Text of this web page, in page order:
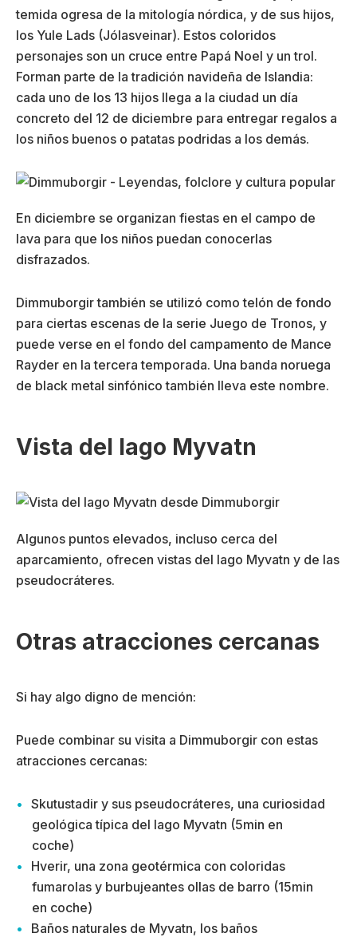
temida ogresa de la mitología nórdica, y de sus hijos,
los Yule Lads (Jólasveinar). Estos coloridos
personajes son un cruce entre Papá Noel y un trol.
Forman parte de la tradición navideña de Islandia:
cada uno de los 13 hijos llega a la ciudad un día
concreto del 12 de diciembre para entregar regalos a
los niños buenos o patatas podridas a los demás.
En diciembre se organizan fiestas en el campo de
lava para que los niños puedan conocerlas
disfrazados.
Dimmuborgir también se utilizó como telón de fondo
para ciertas escenas de la serie Juego de Tronos, y
puede verse en el fondo del campamento de Mance
Rayder en la tercera temporada. Una banda noruega
de black metal sinfónico también lleva este nombre.
Vista del lago Myvatn
Algunos puntos elevados, incluso cerca del
aparcamiento, ofrecen vistas del lago Myvatn y de las
pseudocráteres.
Otras atracciones cercanas
Si hay algo digno de mención:
Puede combinar su visita a Dimmuborgir con estas
atracciones cercanas:
Skutustadir y sus pseudocráteres, una curiosidad
geológica típica del lago Myvatn (5min en
coche)
Hverir, una zona geotérmica con coloridas
fumarolas y burbujeantes ollas de barro (15min
en coche)
Baños naturales de Myvatn, los baños